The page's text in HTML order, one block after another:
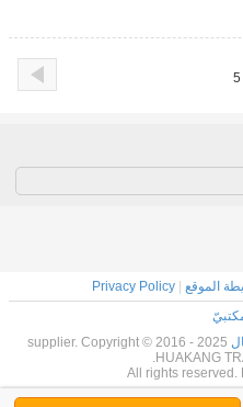
الموقع |
Privacy Policy
supplier. Copyright © 2016 - 2025
HUAKANG
All rights reserved.